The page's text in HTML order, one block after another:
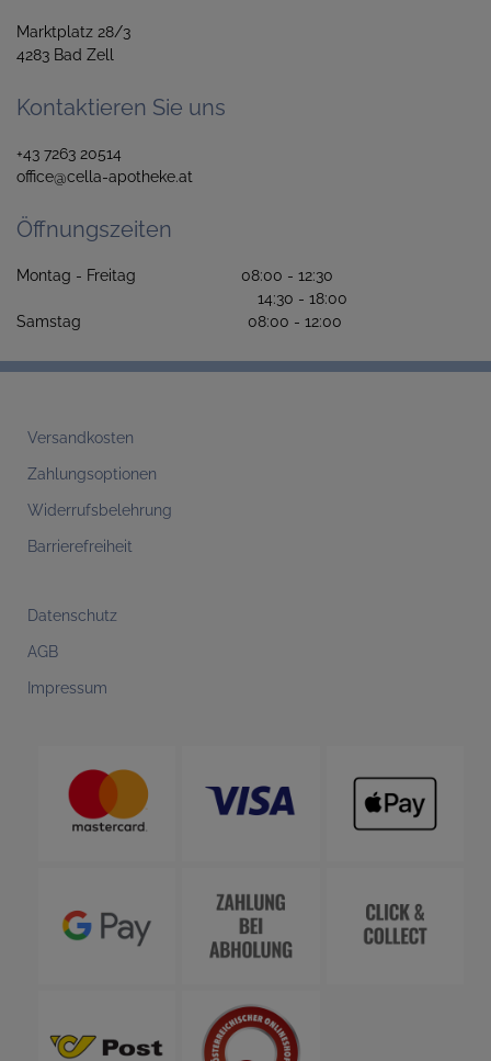
Marktplatz 28/3
4283 Bad Zell
Kontaktieren Sie uns
+43 7263 20514
office@cella-apotheke.at
Öffnungszeiten
Montag - Freitag 08:00 - 12:30
14:30 - 18:00
Samstag 08:00 - 12:00
Versandkosten
Zahlungsoptionen
Widerrufsbelehrung
Barrierefreiheit
Datenschutz
AGB
Impressum